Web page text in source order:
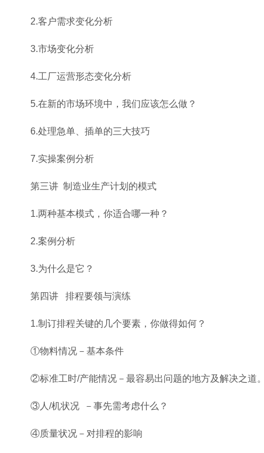
2.客户需求变化分析
3.市场变化分析
4.工厂运营形态变化分析
5.在新的市场环境中，我们应该怎么做？
6.处理急单、插单的三大技巧
7.实操案例分析
第三讲 制造业生产计划的模式
1.两种基本模式，你适合哪一种？
2.案例分析
3.为什么是它？
第四讲 排程要领与演练
1.制订排程关键的几个要素，你做得如何？
①物料情况－基本条件
②标准工时/产能情况－最容易出问题的地方及解决之道。
③人/机状况 －事先需考虑什么？
④质量状况－对排程的影响